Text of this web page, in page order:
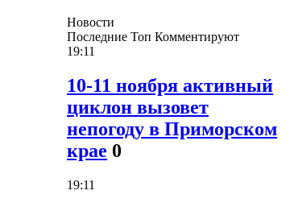
Новости
Последние Топ Комментируют
19:11
10-11 ноября активный
циклон вызовет
непогоду в Приморском
крае 0
19:11